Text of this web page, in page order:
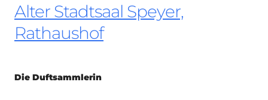
Alter Stadtsaal Speyer,
Rathaushof
Die Duftsammlerin